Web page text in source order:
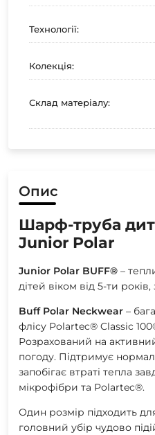
Технології:
Колекція:
Склад матеріалу:
Опис
Шарф-труба
Junior Polar
Junior Polar BUFF® –
дітей віком від 5-ти
Buff Polar Neckwear –
флісу Polartec® Classic
Розрахований на
погоду. Підтримує
запобігає втраті тепла
мікрофібри та Polartec®.
Один розмір підходить
головний убір чудово